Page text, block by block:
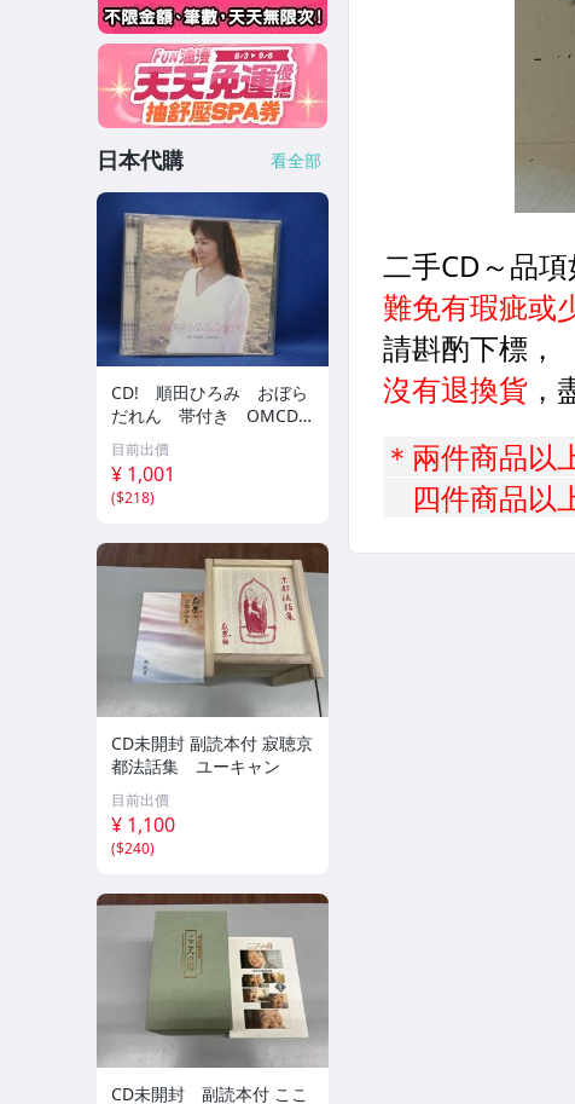
日本代購 看全部
CD! 順田ひろみ おぼら
だれん 帯付き OMCD-1
6 42405
目前出價
¥ 1,001
($218)
CD未開封 副読本付 寂聴京
都法話集 ユーキャン
目前出價
¥ 1,100
($240)
CD未開封 副読本付 ここ